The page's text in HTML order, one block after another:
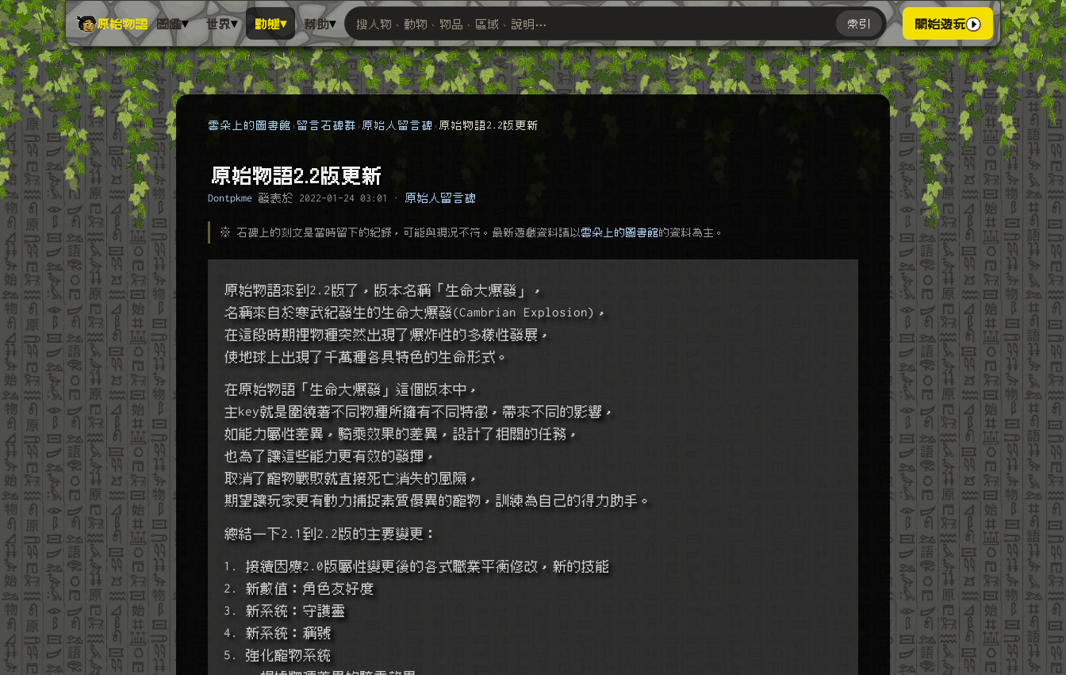
原始物語 圖鑑▾ 世界▾ 動態▾ 幫助▾
搜尋萬物索引
搜人物、動物、物品、區域、說明⋯ 索引 開始遊玩
雲朵上的圖書館 留言石碑群 原始人留言碑 原始物語2.2版更新
原始物語2.2版更新
Dontpkme 發表於 2022-01-24 03:01 · 原始人留言碑
※ 石碑上的刻文是當時留下的紀錄，可能與現況不符。最新遊戲資料請以 雲朵上的圖書館的資料為主。
原始物語來到2.2版了，版本名稱「生命大爆發」，
名稱來自於寒武紀發生的生命大爆發(Cambrian Explosion)，
在這段時期裡物種突然出現了爆炸性的多樣性發展，
使地球上出現了千萬種各具特色的生命形式。
在原始物語「生命大爆發」這個版本中，
主key就是圍繞著不同物種所擁有不同特徵，帶來不同的影響，
如能力屬性差異，騎乘效果的差異，設計了相關的任務，
也為了讓這些能力更有效的發揮，
取消了寵物戰敗就直接死亡消失的風險，
期望讓玩家更有動力捕捉素質優異的寵物，訓練為自己的得力助手。
總結一下2.1到2.2版的主要變更：
1. 接續因應2.0版屬性變更後的各式職業平衡修改，新的技能
2. 新數值：角色友好度
3. 新系統：守護靈
4. 新系統：稱號
5. 強化寵物系統